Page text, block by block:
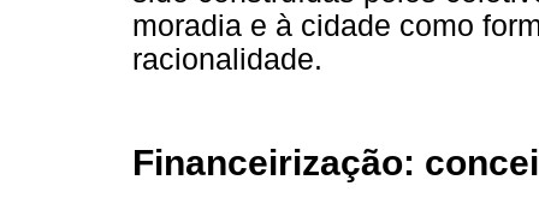
moradia e à cidade como
racionalidade.
Financeirização: